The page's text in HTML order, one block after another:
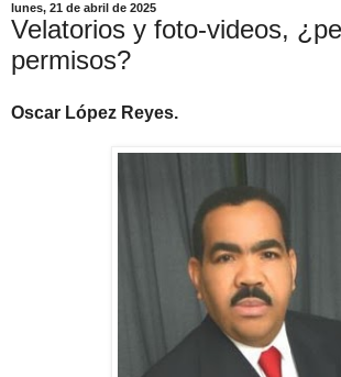
lunes, 21 de abril de 2025
Velatorios y foto-videos,
permisos?
Oscar López Reyes.